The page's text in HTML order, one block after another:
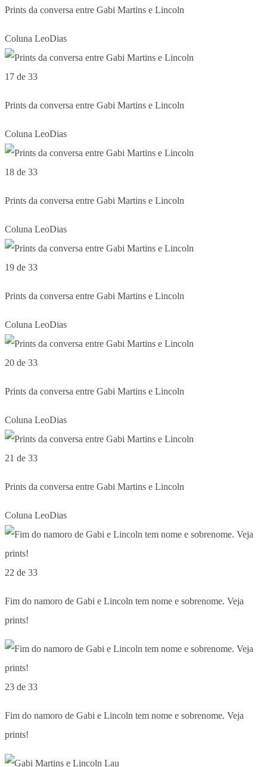
Prints da conversa entre Gabi Martins e Lincoln
Coluna LeoDias
17 de 33
Prints da conversa entre Gabi Martins e Lincoln
Coluna LeoDias
18 de 33
Prints da conversa entre Gabi Martins e Lincoln
Coluna LeoDias
19 de 33
Prints da conversa entre Gabi Martins e Lincoln
Coluna LeoDias
20 de 33
Prints da conversa entre Gabi Martins e Lincoln
Coluna LeoDias
21 de 33
Prints da conversa entre Gabi Martins e Lincoln
Coluna LeoDias
22 de 33
Fim do namoro de Gabi e Lincoln tem nome e sobrenome. Veja
prints!
23 de 33
Fim do namoro de Gabi e Lincoln tem nome e sobrenome. Veja
prints!